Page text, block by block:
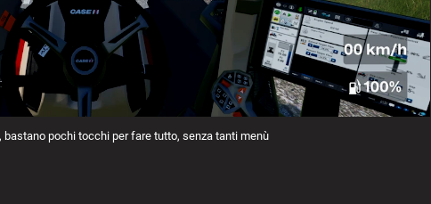
bastano pochi tocchi per fare tutto, senza tanti menù